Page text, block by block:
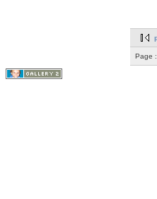
Page :